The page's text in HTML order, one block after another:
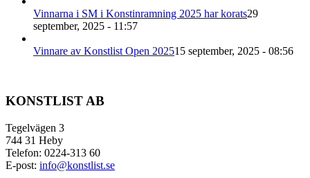
Vinnarna i SM i Konstinramning 2025 har korats29
september, 2025 - 11:57
Vinnare av Konstlist Open 202515 september, 2025 - 08:56
KONSTLIST AB
Tegelvägen 3
744 31 Heby
Telefon: 0224-313 60
E-post: info@konstlist.se